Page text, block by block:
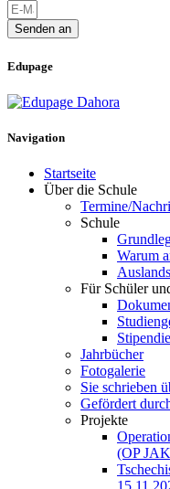
Senden an
Edupage
Navigation
Startseite
Über die Schule
Termine/
Schule
Warum
Für Schüler
Jahrbücher
Fotogalerie
Sie schrieben
Gefördert
Projekte
(OP